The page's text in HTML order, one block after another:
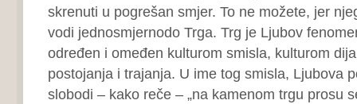
skrenuti u pogrešan smjer. To ne možete, jer
vodi jednosmjernodo Trga. Trg je Ljubov
određen i omeđen kulturom smisla, kulturom
postojanja i trajanja. U ime tog smisla, Ljubova
slobodi – kako reče – „na kamenom trgu prosu